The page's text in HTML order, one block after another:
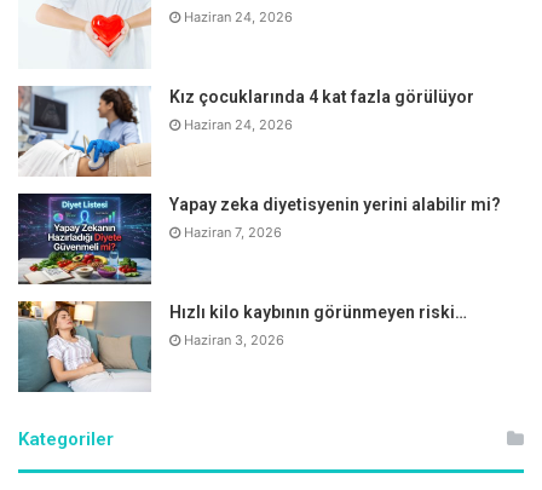
en iyi tüketim zamanı akşamüzeri kahvaltısında yoğurt ile
birliktedir.
meyvelerindendir. Fakat içerdiği yüksek şeker oranı nedeni
Haziran 24, 2026
Kız çocuklarında 4 kat fazla görülüyor
Haziran 24, 2026
Yapay zeka diyetisyenin yerini alabilir mi?
Haziran 7, 2026
Hızlı kilo kaybının görünmeyen riski…
Haziran 3, 2026
Kategoriler